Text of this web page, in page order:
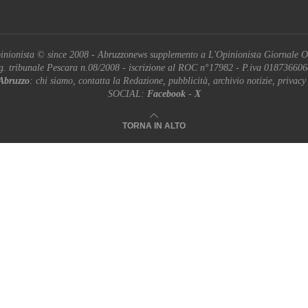
© since 2008 - Abruzzonews supplemento a L'Opinionista Giornale
tribunale Pescara n.08/2008 - iscrizione al ROC n°17982 - P.iva
: chi siamo, contatta la Redazione, pubblicità, archivio notizie, privacy
SOCIAL: Facebook- X
TORNA IN ALTO